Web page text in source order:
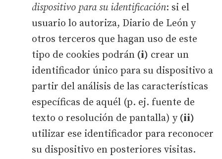
dispositivo para su identificación: si el
usuario lo autoriza, Diario de León y
otros terceros que hagan uso de este
tipo de cookies podrán (i) crear un
identificador único para su dispositivo a
partir del análisis de las características
específicas de aquél (p. ej. fuente de
texto o resolución de pantalla) y (ii)
utilizar ese identificador para reconocer
su dispositivo en posteriores visitas.